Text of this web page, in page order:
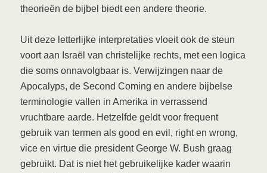
theorieën de bijbel biedt een andere theorie.
Uit deze letterlijke interpretaties vloeit ook de steun
voort aan Israël van christelijke rechts, met een logica
die soms onnavolgbaar is. Verwijzingen naar de
Apocalyps, de Second Coming en andere bijbelse
terminologie vallen in Amerika in verrassend
vruchtbare aarde. Hetzelfde geldt voor frequent
gebruik van termen als good en evil, right en wrong,
vice en virtue die president George W. Bush graag
gebruikt. Dat is niet het gebruikelijke kader waarin